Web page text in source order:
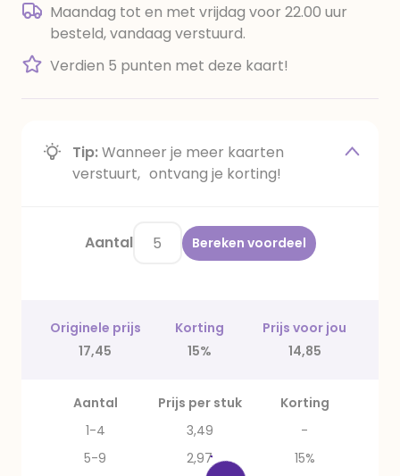
Maandag tot en met vrijdag voor 22.00 uur
besteld, vandaag verstuurd.
Verdien 5 punten met deze kaart!
Tip:Wanneer je meer kaarten
verstuurt, ontvang je korting!
Aantal Bereken voordeel
Originele prijs Korting
Prijs voor jou
17,45
15% 14,85
Aantal Prijs per stuk
Korting
1-4
3,49
-
5-9
2,97
15%